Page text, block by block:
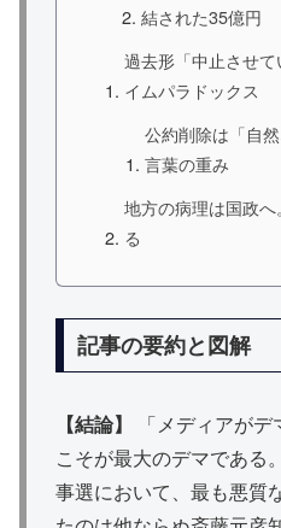
結された35億円
過去形「中止させ
イムパラドックス
公約削除は「自
言葉の重み
地方の病理は国政
る
記事の要約と図解
【結論】
「メディアが
こそが最大のデマである
事選において、最も悪質